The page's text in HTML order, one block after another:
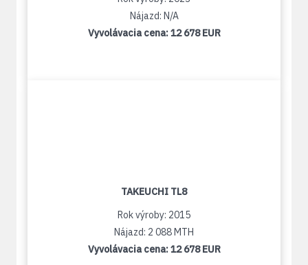
Nájazd: N/A
Vyvolávacia cena:12 678 EUR
TAKEUCHI TL8
Rok výroby: 2015
Nájazd: 2 088 MTH
Vyvolávacia cena:12 678 EUR